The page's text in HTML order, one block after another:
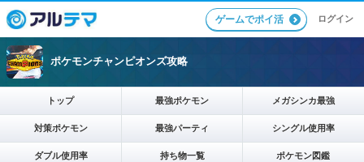
ゲームでポイ活 ログイン
ポケモンチャンピオンズ攻略
トップ 最強ポケモン メガシンカ最強
対策ポケモン 最強パーティ シングル使用率
ダブル使用率 持ち物一覧 ポケモン図鑑